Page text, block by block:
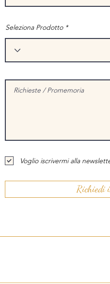
Seleziona Prodotto
Voglio iscrivermi alla
Richiedi